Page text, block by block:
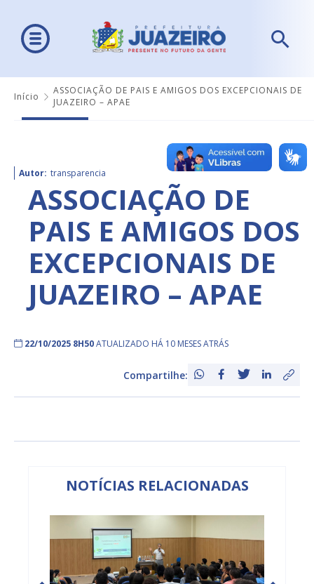
Início
ASSOCIAÇÃO DE PAIS E AMIGOS DOS EXCEPCIONAIS DE
JUAZEIRO – APAE
Autor: transparencia
ASSOCIAÇÃO DE
PAIS E AMIGOS DOS
EXCEPCIONAIS DE
JUAZEIRO – APAE
22/10/2025 8H50ATUALIZADO HÁ 10 MESES ATRÁS
Compartilhe:
NOTÍCIAS RELACIONADAS